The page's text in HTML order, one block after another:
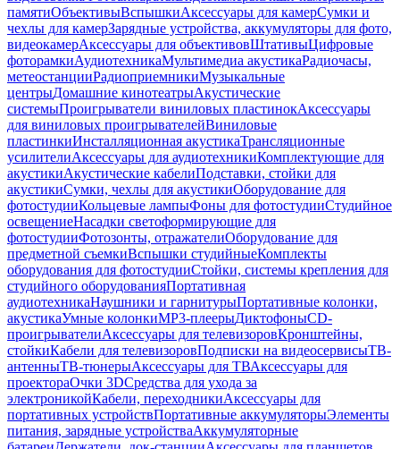
памятиОбъективыВспышкиАксессуары для камерСумки и
чехлы для камерЗарядные устройства, аккумуляторы для фото,
видеокамерАксессуары для объективовШтативыЦифровые
фоторамкиАудиотехникаМультимедиа акустикаРадиочасы,
метеостанцииРадиоприемникиМузыкальные
центрыДомашние кинотеатрыАкустические
системыПроигрыватели виниловых пластинокАксессуары
для виниловых проигрывателейВиниловые
пластинкиИнсталляционная акустикаТрансляционные
усилителиАксессуары для аудиотехникиКомплектующие для
акустикиАкустические кабелиПодставки, стойки для
акустикиСумки, чехлы для акустикиОборудование для
фотостудииКольцевые лампыФоны для фотостудииСтудийное
освещениеНасадки светоформирующие для
фотостудииФотозонты, отражателиОборудование для
предметной съемкиВспышки студийныеКомплекты
оборудования для фотостудииСтойки, системы крепления для
студийного оборудованияПортативная
аудиотехникаНаушники и гарнитурыПортативные колонки,
акустикаУмные колонкиMP3-плеерыДиктофоныCD-
проигрывателиАксессуары для телевизоровКронштейны,
стойкиКабели для телевизоровПодписки на видеосервисыТВ-
антенныТВ-тюнерыАксессуары для ТВАксессуары для
проектораОчки 3DСредства для ухода за
электроникойКабели, переходникиАксессуары для
портативных устройствПортативные аккумуляторыЭлементы
питания, зарядные устройстваАккумуляторные